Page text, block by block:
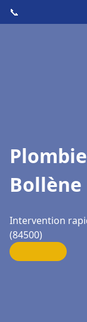
📞
Bollène
Intervention
(84500)